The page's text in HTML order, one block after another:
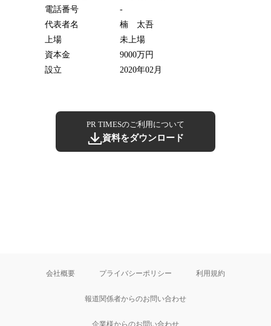
電話番号
-
代表者名
楠 太吾
上場
未上場
資本金
9000万円
設立
2020年02月
PR TIMESのご利用について
資料をダウンロード
会社概要 プライバシーポリシー 利用規約
報道関係者からのお問い合わせ